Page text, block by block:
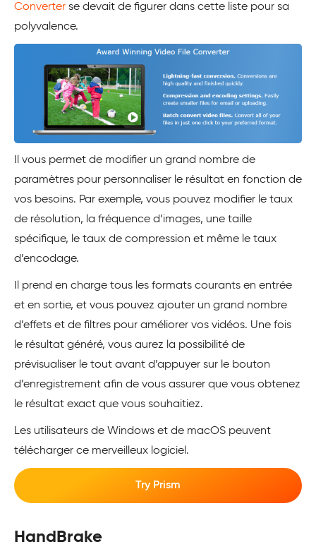
Converter se devait de figurer dans cette liste pour sa
polyvalence.
Il vous permet de modifier un grand nombre de
paramètres pour personnaliser le résultat en fonction de
vos besoins. Par exemple, vous pouvez modifier le taux
de résolution, la fréquence d’images, une taille
spécifique, le taux de compression et même le taux
d’encodage.
Il prend en charge tous les formats courants en entrée
et en sortie, et vous pouvez ajouter un grand nombre
d’effets et de filtres pour améliorer vos vidéos. Une fois
le résultat généré, vous aurez la possibilité de
prévisualiser le tout avant d’appuyer sur le bouton
d’enregistrement afin de vous assurer que vous obtenez
le résultat exact que vous souhaitiez.
Les utilisateurs de Windows et de macOS peuvent
télécharger ce merveilleux logiciel.
Try Prism
HandBrake